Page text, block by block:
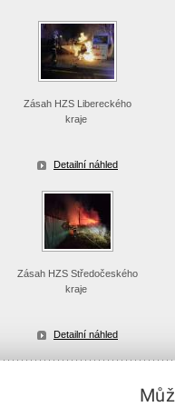
Zásah HZS Libereckého
kraje
Detailní náhled
Zásah HZS Středočeského
kraje
Detailní náhled